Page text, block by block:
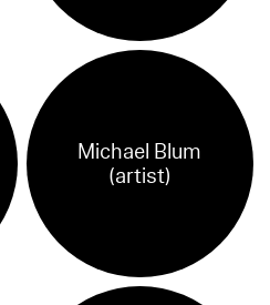
Michael Blum
(artist)